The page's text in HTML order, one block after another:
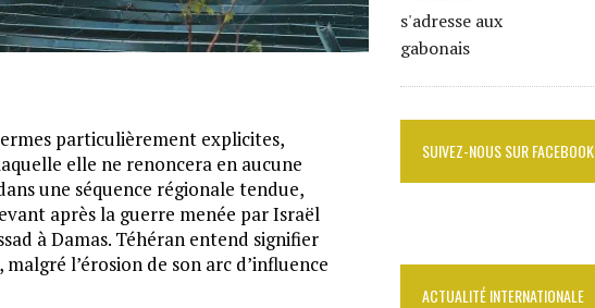
particulièrement explicites,
elle ne renoncera en aucune
une séquence régionale tendue,
après la guerre menée par Israël
à Damas. Téhéran entend signifier
l’érosion de son arc d’influence
SUIVEZ-NOUS SUR FACEBOOK
ACTUALITÉ INTERNATIONALE